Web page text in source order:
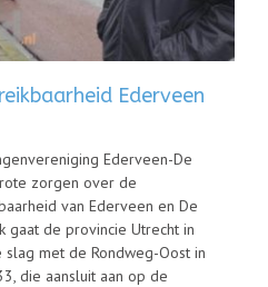
Ederveen
Ederveen-De
zorgen over de
van Ederveen en De
gaat de provincie Utrecht in
met de Rondweg-Oost in
die aansluit aan op de